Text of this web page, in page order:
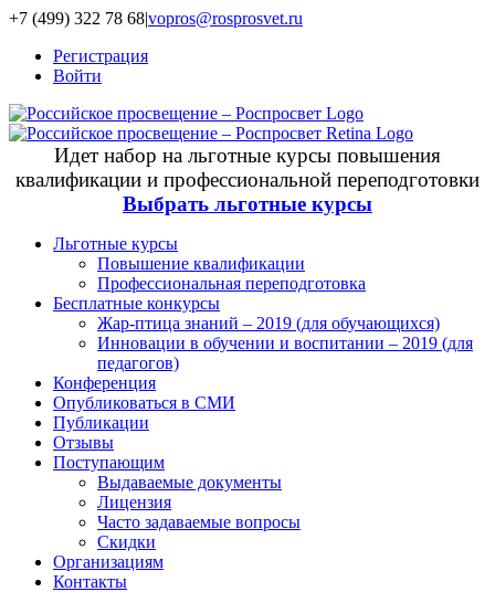
+7 (499) 322 78 68|vopros@rosprosvet.ru
Регистрация
Войти
Идет набор на льготные курсы повышения
квалификации и профессиональной переподготовки
Выбрать льготные курсы
Льготные курсы
Повышение квалификации
Профессиональная переподготовка
Бесплатные конкурсы
Жар-птица знаний – 2019 (для обучающихся)
Инновации в обучении и воспитании – 2019 (для
педагогов)
Конференция
Опубликоваться в СМИ
Публикации
Отзывы
Поступающим
Выдаваемые документы
Лицензия
Часто задаваемые вопросы
Скидки
Организациям
Контакты